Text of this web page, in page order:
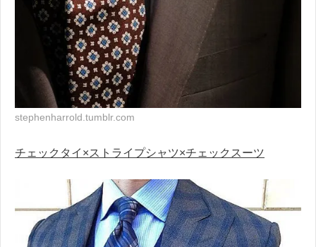
stephenharrold.tumblr.com
チェックタイ×ストライプシャツ×チェックスーツ